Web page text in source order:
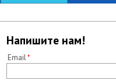
Напишите нам!
Email